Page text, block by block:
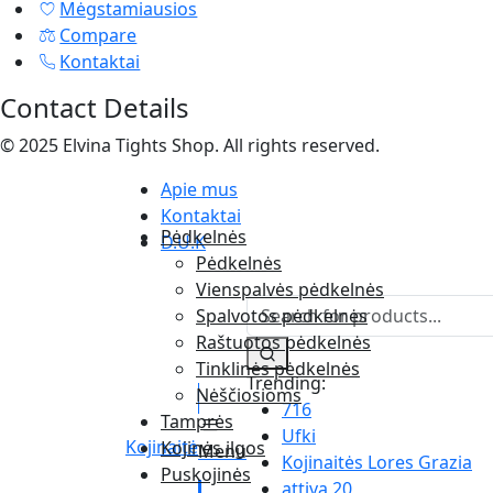
Mėgstamiausios
Compare
Kontaktai
Contact Details
© 2025 Elvina Tights Shop. All rights reserved.
Apie mus
Kontaktai
D.U.K
KojinaitėMenu
Trending:
716
Ufki
Kojinaitės Lores Grazia
Pėdkelnės
Pėdkelnės
Vienspalvės pėdkelnės
Spalvotos pėdkelnės
Raštuotos pėdkelnės
Tinklinės pėdkelnės
Nėščiosioms
Tamprės
Kojinės ilgos
Puskojinės